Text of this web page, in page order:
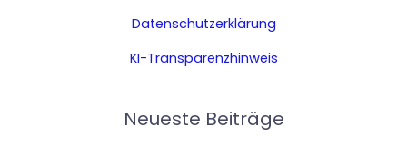
Datenschutzerklärung
KI-Transparenzhinweis
Neueste Beiträge